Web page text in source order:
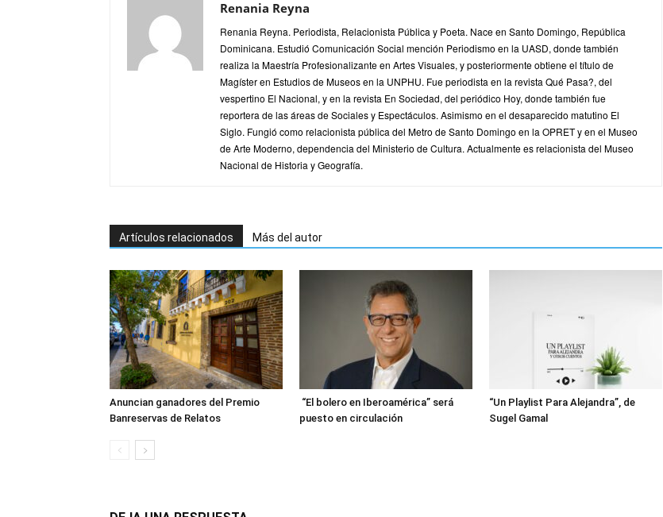
Renania Reyna
Renania Reyna. Periodista, Relacionista Pública y Poeta. Nace en Santo Domingo, República
Dominicana. Estudió Comunicación Social mención Periodismo en la UASD, donde también
realiza la Maestría Profesionalizante en Artes Visuales, y posteriormente obtiene el título de
Magíster en Estudios de Museos en la UNPHU. Fue periodista en la revista Qué Pasa?, del
vespertino El Nacional, y en la revista En Sociedad, del periódico Hoy, donde también fue
reportera de las áreas de Sociales y Espectáculos. Asimismo en el desaparecido matutino El
Siglo. Fungió como relacionista pública del Metro de Santo Domingo en la OPRET y en el Museo
de Arte Moderno, dependencia del Ministerio de Cultura. Actualmente es relacionista del Museo
Nacional de Historia y Geografía.
Artículos relacionados Más del autor
Anuncian ganadores del Premio
Banreservas de Relatos
“El bolero en Iberoamérica” será
puesto en circulación
“Un Playlist Para Alejandra”, de
Sugel Gamal